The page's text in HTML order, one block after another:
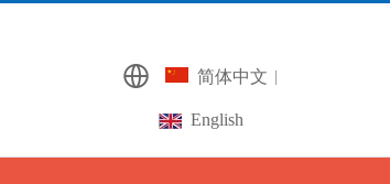
简体中文
English